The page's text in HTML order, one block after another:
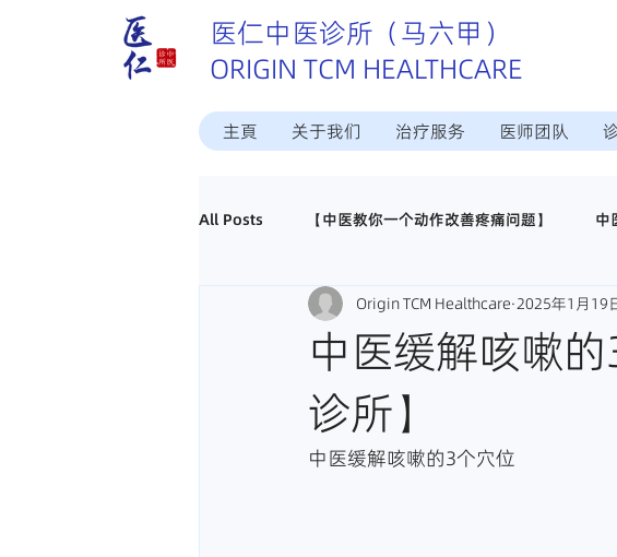
医仁中医诊所（马六甲）
ORIGIN TCM HEALTHCARE
主頁 关于我们 治疗服务 医师团队
All Posts 【中医教你一个动作改善疼痛问题】 中
这个病中医怎样治？ 中医调理治疗 日常调
真实好评分享 招聘马六甲中医师
中医缓解咳嗽
诊所】
Origin TCM Healthcare 2025年1月19
中医缓解咳嗽的3个穴位